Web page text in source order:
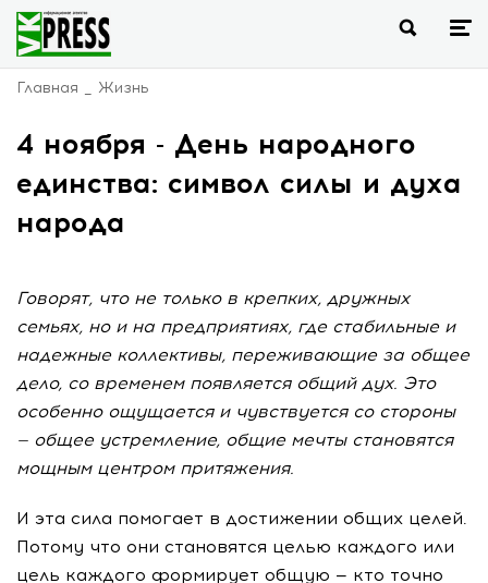
Главная Жизнь
4 ноября - День народного
единства: символ силы и духа
народа
Говорят, что не только в крепких, дружных
семьях, но и на предприятиях, где стабильные и
надежные коллективы, переживающие за общее
дело, со временем появляется общий дух. Это
особенно ощущается и чувствуется со стороны
— общее устремление, общие мечты становятся
мощным центром притяжения.
И эта сила помогает в достижении общих целей.
Потому что они становятся целью каждого или
цель каждого формирует общую — кто точно